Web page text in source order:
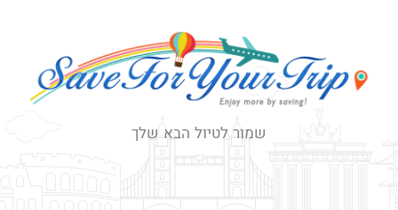
שמור לטיול הבא שלך